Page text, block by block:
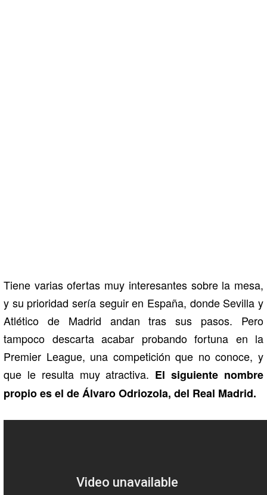
Tiene varias ofertas muy interesantes sobre la mesa,
y su prioridad sería seguir en España, donde Sevilla y
Atlético de Madrid andan tras sus pasos. Pero
tampoco descarta acabar probando fortuna en la
Premier League, una competición que no conoce, y
que le resulta muy atractiva. El siguiente nombre
propio es el de Álvaro Odriozola, del Real Madrid.